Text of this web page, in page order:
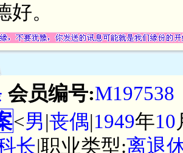
好。
会员编号:M197538
<男|丧偶|1949年10
长|职业类型:离退